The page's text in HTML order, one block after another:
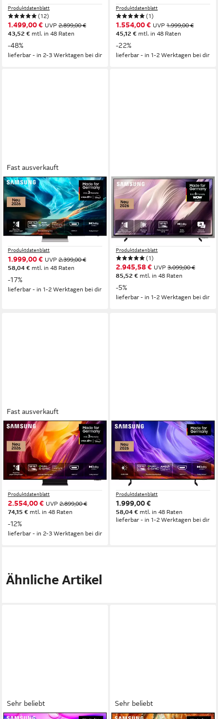
Produktdatenblatt
(12)
1.499,00 € UVP 2.899,00 €
43,52 € mtl. in 48 Raten
-48%
lieferbar - in 2-3 Werktagen bei dir
Produktdatenblatt
(1)
1.554,00 € UVP 1.999,00 €
45,12 € mtl. in 48 Raten
-22%
lieferbar - in 1-2 Werktagen bei dir
Fast ausverkauft
SAMSUNG
GQ55S90HAE OLED-
Fernseher
138 cm/55 Zoll Diagonale
OLED Bildschirmtechnologie
4K Ultra HD Auflösung
Produktdatenblatt
1.999,00 € UVP 2.399,00 €
58,04 € mtl. in 48 Raten
-17%
lieferbar - in 1-2 Werktagen bei dir
SAMSUNG
GQ55S99HAT OLED-
Fernseher
138 cm/55 Zoll Diagonale
OLED Bildschirmtechnologie
4K Ultra HD Auflösung
Produktdatenblatt
(1)
2.945,58 € UVP 3.099,00 €
85,52 € mtl. in 48 Raten
-5%
lieferbar - in 1-2 Werktagen bei dir
Fast ausverkauft
SAMSUNG
GQ55S95HFT OLED-
Fernseher
138 cm/55 Zoll Diagonale
OLED Bildschirmtechnologie
Auflösung
Produktdatenblatt
2.554,00 € UVP 2.899,00 €
74,15 € mtl. in 48 Raten
-12%
lieferbar - in 2-3 Werktagen bei dir
SAMSUNG
GQ55S83HAE OLED-
Fernseher
138 cm/55 Zoll Diagonale
OLED Bildschirmtechnologie
4K Ultra HD
Produktdatenblatt
1.999,00 €
58,04 € mtl. in 48 Raten
lieferbar - in 1-2 Werktagen bei dir
Ähnliche Artikel
Sehr beliebt Sehr beliebt